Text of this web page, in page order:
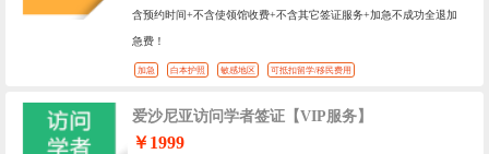
含预约时间+不含使领馆收费+不含其它签证服务+加急不成功全退加
急费！
加急 白本护照 敏感地区 可抵扣留学/移民费用
爱沙尼亚访问学者签证【VIP服务】
￥1999